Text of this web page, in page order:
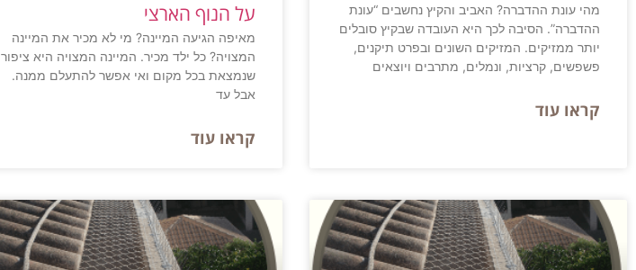
מהי עונת ההדברה? האביב והקיץ נחשבים “עונת
ההדברה”. הסיבה לכך היא העובדה שבקיץ סובלים
יותר ממזיקים. המזיקים השונים ובפרט תיקנים,
פשפשים, קרציות, ונמלים, מתרבים ויוצאים
קראו עוד
על הנוף הארצי
מאיפה הגיעה המיינה? מי לא מכיר את המיינה
המצויה? כל ילד מכיר. המיינה המצויה היא ציפור
שנמצאת בכל מקום ואי אפשר להתעלם ממנה.
אבל עד
קראו עוד